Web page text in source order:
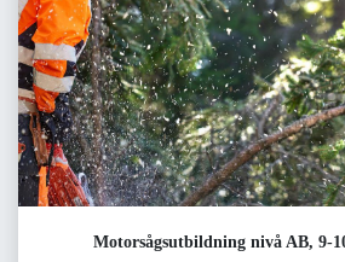
Motorsågsutbildning nivå AB, 9-